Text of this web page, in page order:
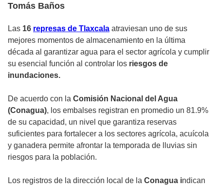
Tomás Baños
Las 16 represas de Tlaxcala atraviesan uno de sus
mejores momentos de almacenamiento en la última
década al garantizar agua para el sector agrícola y cumplir
su esencial función al controlar los riesgos de
inundaciones.
De acuerdo con la Comisión Nacional del Agua
(Conagua), los embalses registran en promedio un 81.9%
de su capacidad, un nivel que garantiza reservas
suficientes para fortalecer a los sectores agrícola, acuícola
y ganadera permite afrontar la temporada de lluvias sin
riesgos para la población.
Los registros de la dirección local de la Conagua indican